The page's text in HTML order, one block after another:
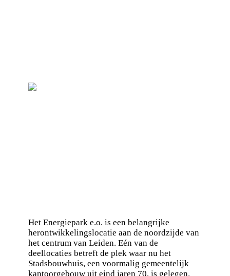
Het Energiepark e.o. is een belangrijke
herontwikkelingslocatie aan de noordzijde van
het centrum van Leiden. Eén van de
deellocaties betreft de plek waar nu het
Stadsbouwhuis, een voormalig gemeentelijk
kantoorgebouw uit eind jaren 70, is gelegen.